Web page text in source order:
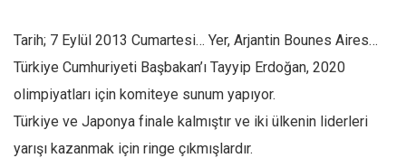
Eksik sayıların temini
Sosyal Medya
Twitter
Tarih; 7 Eylül 2013 Cumartesi… Yer, Arjantin Bounes Aires…
Türkiye Cumhuriyeti Başbakan’ı Tayyip Erdoğan, 2020
olimpiyatları için komiteye sunum yapıyor.
Türkiye ve Japonya finale kalmıştır ve iki ülkenin liderleri
yarışı kazanmak için ringe çıkmışlardır.